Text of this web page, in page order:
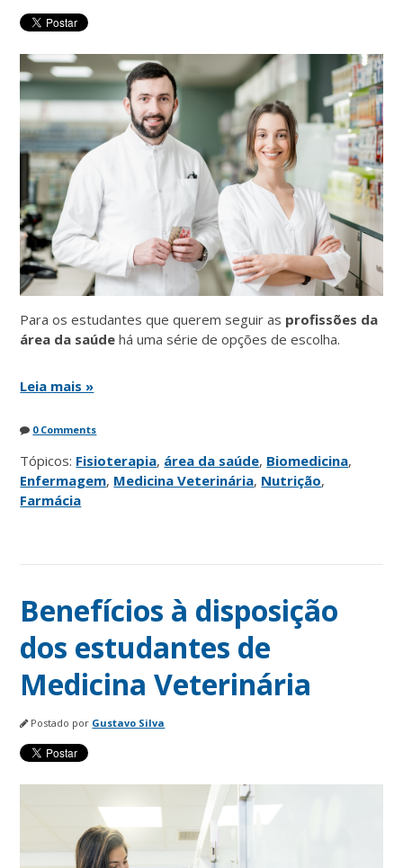
Para os estudantes que querem seguir as profissões da
área da saúdehá uma série de opções de escolha.
Leia mais »
0 Comments
Tópicos: Fisioterapia, área da saúde, Biomedicina,
Enfermagem, Medicina Veterinária, Nutrição,
Farmácia
Benefícios à disposição
dos estudantes de
Medicina Veterinária
Postado por Gustavo Silva